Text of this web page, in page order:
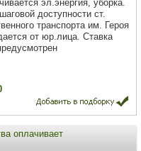
эл.энергия, уборка.
доступности ст.
транспорта им. Героя
от юр.лица. Ставка
оплачивает